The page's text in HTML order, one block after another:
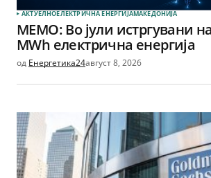
АКТУЕЛНОЕЛЕКТРИЧНА ЕНЕРГИЈАМАКЕДОНИЈА
МЕМО: Во јули истргувани
MWh електрична енергија
од Енергетика24август 8, 2026